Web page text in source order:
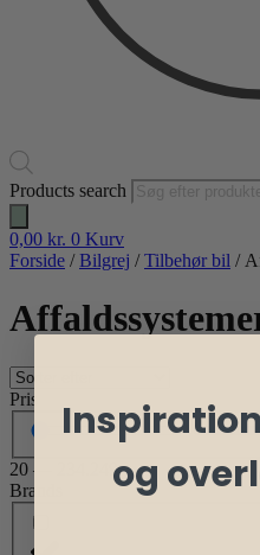
Products search
0,00 kr. 0 Kurv
Forside /Bilgrej /Tilbehør bil /
Pris
20 —
234.249
Brands
og